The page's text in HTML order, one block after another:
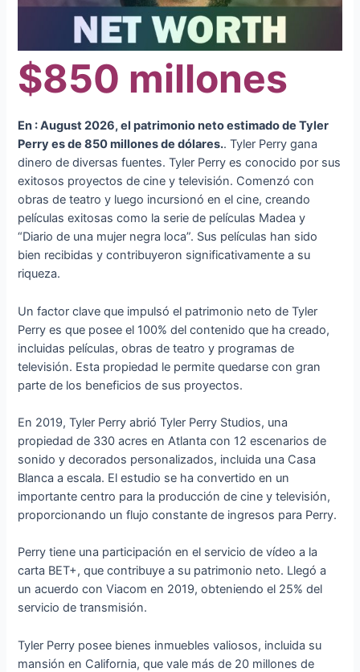
$850 millones
En : August 2026, el patrimonio neto estimado de Tyler
Perry es de 850 millones de dólares.. Tyler Perry gana
dinero de diversas fuentes. Tyler Perry es conocido por sus
exitosos proyectos de cine y televisión. Comenzó con
obras de teatro y luego incursionó en el cine, creando
películas exitosas como la serie de películas Madea y
“Diario de una mujer negra loca”. Sus películas han sido
bien recibidas y contribuyeron significativamente a su
riqueza.
Un factor clave que impulsó el patrimonio neto de Tyler
Perry es que posee el 100% del contenido que ha creado,
incluidas películas, obras de teatro y programas de
televisión. Esta propiedad le permite quedarse con gran
parte de los beneficios de sus proyectos.
En 2019, Tyler Perry abrió Tyler Perry Studios, una
propiedad de 330 acres en Atlanta con 12 escenarios de
sonido y decorados personalizados, incluida una Casa
Blanca a escala. El estudio se ha convertido en un
importante centro para la producción de cine y televisión,
proporcionando un flujo constante de ingresos para Perry.
Perry tiene una participación en el servicio de vídeo a la
carta BET+, que contribuye a su patrimonio neto. Llegó a
un acuerdo con Viacom en 2019, obteniendo el 25% del
servicio de transmisión.
Tyler Perry posee bienes inmuebles valiosos, incluida su
mansión en California, que vale más de 20 millones de